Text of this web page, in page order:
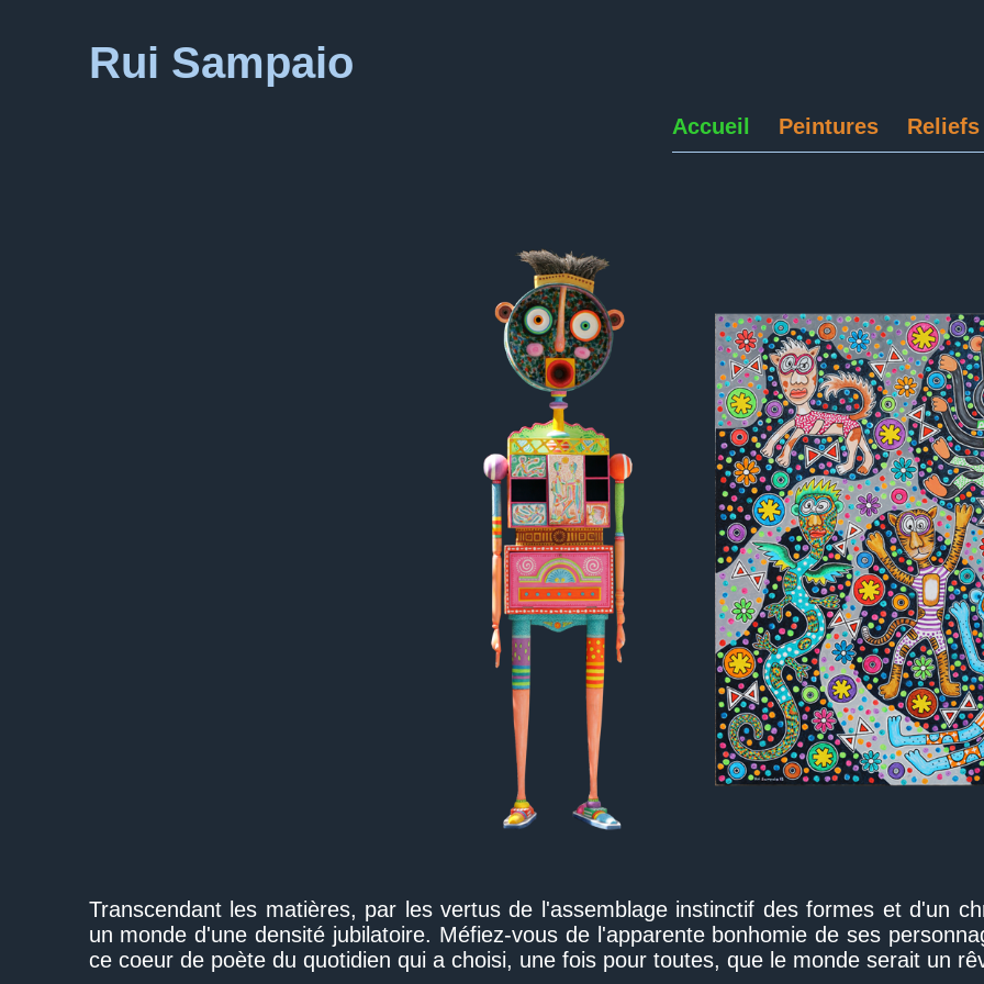
Rui Sampaio
Accueil Peintures Reliefs
Transcendant les matières, par les vertus de l'assemblage instinctif des formes et d'un
un monde d'une densité jubilatoire. Méfiez-vous de l'apparente bonhomie de ses
ce coeur de poète du quotidien qui a choisi, une fois pour toutes, que le monde serait un